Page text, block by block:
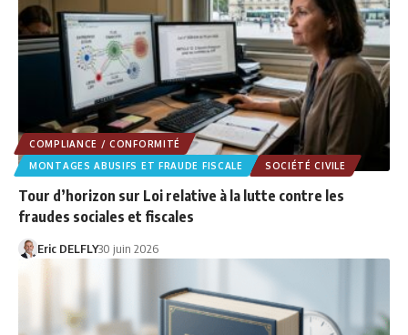
COMPLIANCE / CONFORMITÉ
MONTAGES ABUSIFS ET FRAUDE FISCALE
SOCIÉTÉ CIVILE
Tour d’horizon sur Loi relative à la lutte contre les
fraudes sociales et fiscales
Eric DELFLY30 juin 2026